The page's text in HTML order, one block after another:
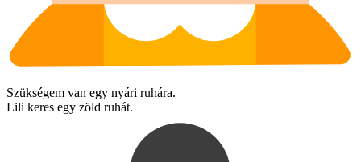
Szükségem van egy nyári ruhára.
Lili keres egy zöld ruhát.